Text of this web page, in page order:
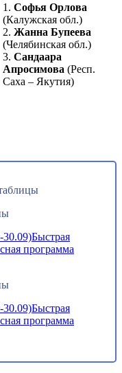
1. Софья Орлова
(Калужская обл.)
2. Жанна Бупеева
(Челябинская обл.)
3. Сандаара
Апросимова (Респ.
Саха – Якутия)
30.09)Быстрая
программа
30.09)Быстрая
программа